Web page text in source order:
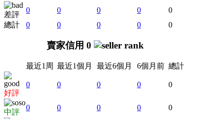
差評
0 0 0 0
0
總計
0 0 0 0 0
賣家信用 0
最近1周 最近1個月 最近6個月 6個月前 總計
好評
0 0 0 0 0
中評
0 0 0 0 0